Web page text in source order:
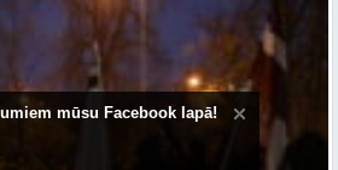
mūsu Facebook lapā!